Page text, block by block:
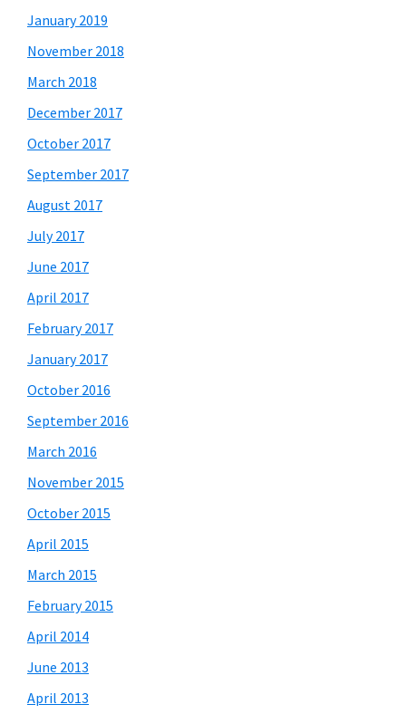
January 2019
November 2018
March 2018
December 2017
October 2017
September 2017
August 2017
July 2017
June 2017
April 2017
February 2017
January 2017
October 2016
September 2016
March 2016
November 2015
October 2015
April 2015
March 2015
February 2015
April 2014
June 2013
April 2013